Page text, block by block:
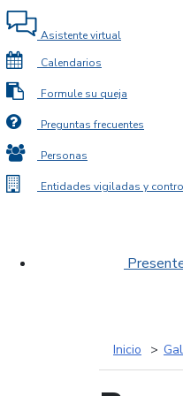
Asistente virtual
Calendarios
Formule su queja
Preguntas frecuentes
Personas
Entidades vigiladas y
Inicio